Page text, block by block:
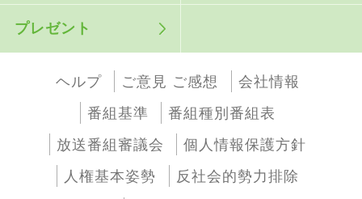
プレゼント
ヘルプ ご意見 ご感想
会社情報
番組基準
番組種別番組表
放送番組審議会
個人情報保護方針
人権基本姿勢
反社会的勢力排除